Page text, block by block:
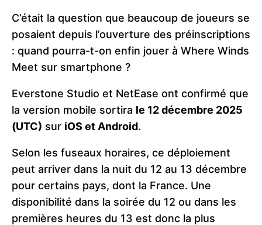
C’était la question que beaucoup de joueurs se
posaient depuis l’ouverture des préinscriptions
: quand pourra-t-on enfin jouer à Where Winds
Meet sur smartphone ?
Everstone Studio et NetEase ont confirmé que
la version mobile sortira le 12 décembre 2025
(UTC) sur iOS et Android.
Selon les fuseaux horaires, ce déploiement
peut arriver dans la nuit du 12 au 13 décembre
pour certains pays, dont la France. Une
disponibilité dans la soirée du 12 ou dans les
premières heures du 13 est donc la plus